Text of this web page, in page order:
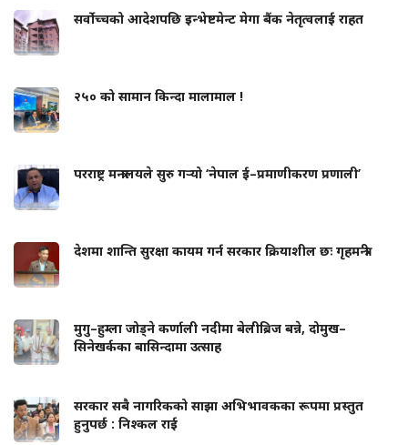
सर्वोच्चको आदेशपछि इन्भेष्टमेन्ट मेगा बैंक नेतृत्वलाई राहत
२५० को सामान किन्दा मालामाल !
परराष्ट्र मन्त्रालयले सुरु गर्‍यो ‘नेपाल ई–प्रमाणीकरण प्रणाली’
देशमा शान्ति सुरक्षा कायम गर्न सरकार क्रियाशील छः गृहमन्त्री
मुगु–हुम्ला जोड्ने कर्णाली नदीमा बेलीब्रिज बन्ने, दोमुख–
सिनेखर्कका बासिन्दामा उत्साह
सरकार सबै नागरिकको साझा अभिभावकका रूपमा प्रस्तुत
हुनुपर्छ : निश्कल राई